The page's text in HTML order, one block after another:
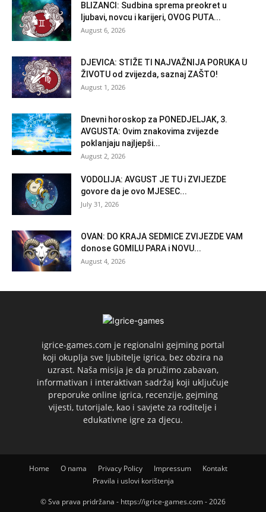
BLIZANCI: Sudbina sprema preokret u
ljubavi, novcu i karijeri, OVOG PUTA...
August 6, 2026
DJEVICA: STIŽE TI NAJVAŽNIJA PORUKA U
ŽIVOTU od zvijezda, saznaj ZAŠTO!
August 1, 2026
Dnevni horoskop za PONEDJELJAK, 3.
AVGUSTA: Ovim znakovima zvijezde
poklanjaju najljepši...
August 2, 2026
VODOLIJA: AVGUST JE TU i ZVIJEZDE
govore da je ovo MJESEC...
July 31, 2026
OVAN: DO KRAJA SEDMICE ZVIJEZDE VAM
donose GOMILU PARA i NOVU...
August 4, 2026
igrice-games.com je regionalni gejming portal
koji okuplja sve ljubitelje igrica, bez obzira na
uzrast. Naša misija je da pružimo zabavan,
informativan i interaktivan sadržaj koji uključuje
preporuke online igrica, recenzije, gejming
vijesti, tutorijale, kao i savjete za roditelje i
edukativne igre za djecu.
Home O nama Privacy Policy Impressum
Kontakt
Pravila i uslovi korištenja
© Sva prava pridržana - https://igrice-games.com - 2026